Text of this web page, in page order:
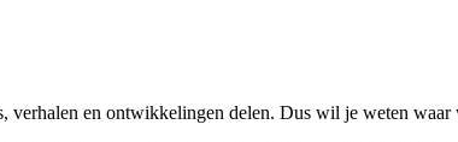
en ontwikkelingen delen. Dus wil je weten waar